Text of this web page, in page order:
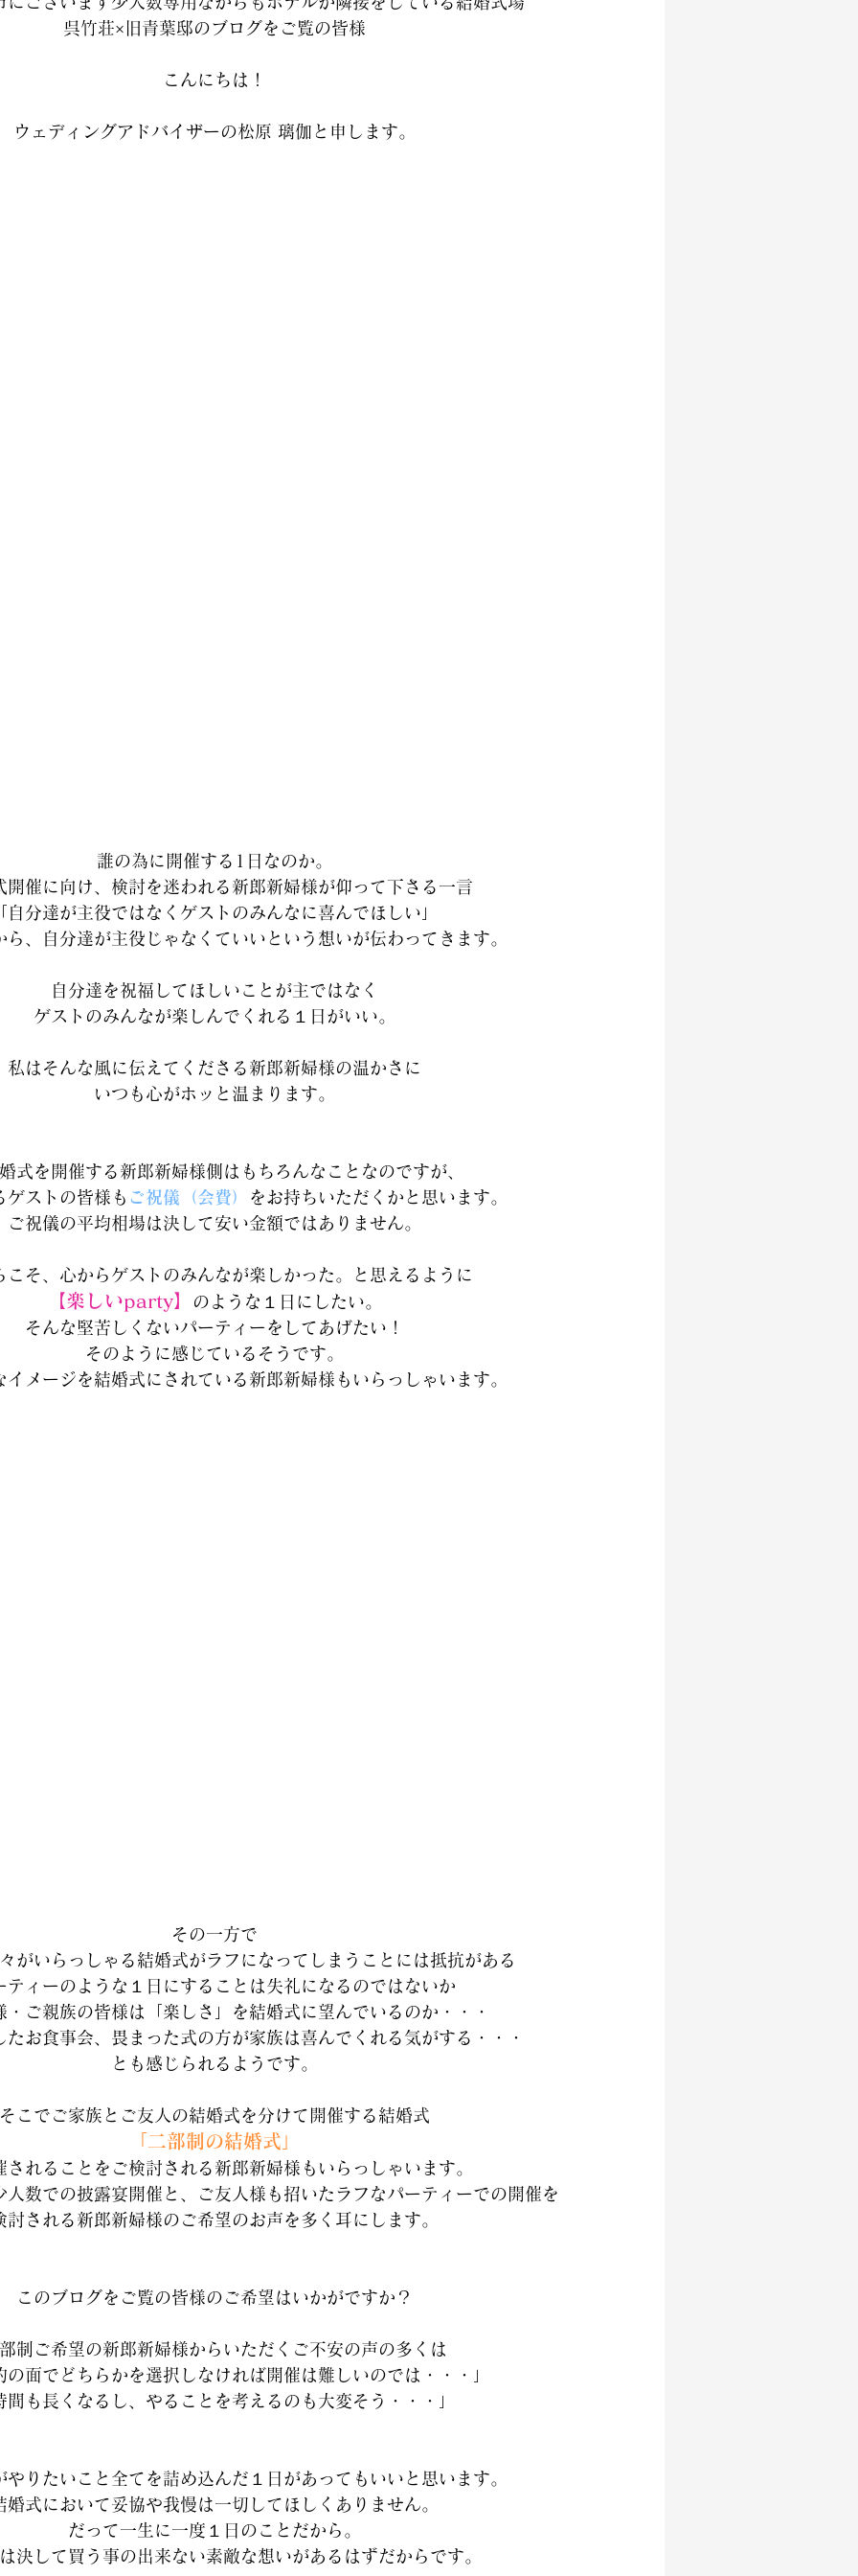
呉竹荘×旧青葉邸のブログをご覧の皆様
こんにちは！
ウェディングアドバイザーの松原 璃伽と申します。
誰の為に開催する1日なのか。
開催に向け、検討を迷われる新郎新婦様が仰って下さる一言
自分達が主役ではなくゲストのみんなに喜んでほしい」
ら、自分達が主役じゃなくていいという想いが伝わってきます。
自分達を祝福してほしいことが主ではなく
ゲストのみんなが楽しんでくれる１日がいい。
私はそんな風に伝えてくださる新郎新婦様の温かさに
いつも心がホッと温まります。
式を開催する新郎新婦様側はもちろんなことなのですが、
ゲストの皆様も ご祝儀（会費）
をお持ちいただくかと思います。
ご祝儀の平均相場は決して安い金額ではありません。
こそ、心からゲストのみんなが楽しかった。と思えるように
【楽しいparty】
のような１日にしたい。
そんな堅苦しくないパーティーをしてあげたい！
そのように感じているそうです。
イメージを結婚式にされている新郎新婦様もいらっしゃいます。
その一方で
がいらっしゃる結婚式がラフになってしまうことには抵抗がある
ティーのような１日にすることは失礼になるのではないか
・ご親族の皆様は「楽しさ」を結婚式に望んでいるのか・・・
たお食事会、畏まった式の方が家族は喜んでくれる気がする・・・
とも感じられるようです。
こでご家族とご友人の結婚式を分けて開催する結婚式
「二部制の結婚式」
されることをご検討される新郎新婦様もいらっしゃいます。
人数での披露宴開催と、ご友人様も招いたラフなパーティーでの開催を
討される新郎新婦様のご希望のお声を多く耳にします。
このブログをご覧の皆様のご希望はいかがですか？
制ご希望の新郎新婦様からいただくご不安の声の多くは
の面でどちらかを選択しなければ開催は難しいのでは・・・」
間も長くなるし、やることを考えるのも大変そう・・・」
やりたいこと全てを詰め込んだ１日があってもいいと思います。
婚式において妥協や我慢は一切してほしくありません。
だって一生に一度１日のことだから。
決して買う事の出来ない素敵な想いがあるはずだからです。